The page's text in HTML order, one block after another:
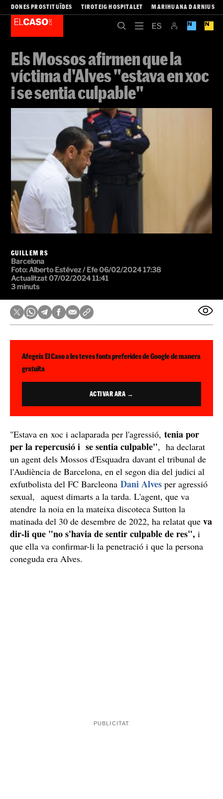
DONES PROSTITUÏDES TIROTEIG HOSPITALET MARIHUANA DARNIUS
Els Mossos afirmen que la
víctima d'Alves "estava en xoc
i se sentia culpable"
GUILLEM RS
Barcelona
Foto: Alberto Estévez / Efe 06/02/2024 17:38
Actualitzat 07/02/2024 11:41
3 minuts
Afegeix El Caso a les teves fonts preferides de Google de manera
gratuïta
ACTIVAR ARA →
"Estava en xoc i aclaparada per l'agressió, tenia por
per la repercusió i se sentia culpable", ha declarat
un agent dels Mossos d'Esquadra davant el tribunal de
l'Audiència de Barcelona, en el segon dia del judici al
exfutbolista del FC Barcleona Dani Alves per agressió
sexual, aquest dimarts a la tarda. L'agent, que va
atendre la noia en la mateixa discoteca Sutton la
matinada del 30 de desembre de 2022, ha relatat que va
dir-li que "no s'havia de sentir culpable de res", i
que ella va confirmar-li la penetració i que la persona
coneguda era Alves.